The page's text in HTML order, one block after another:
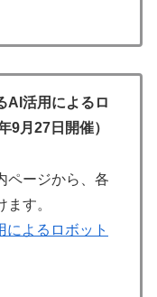
AI活用によるロ
9月27日開催）
ページから、各
す。
によるロボット